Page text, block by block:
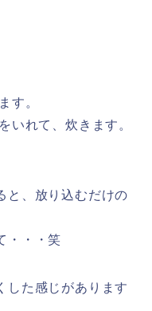
す。
いれて、炊きます。
と、放り込むだけの
・・・笑
した感じがあります